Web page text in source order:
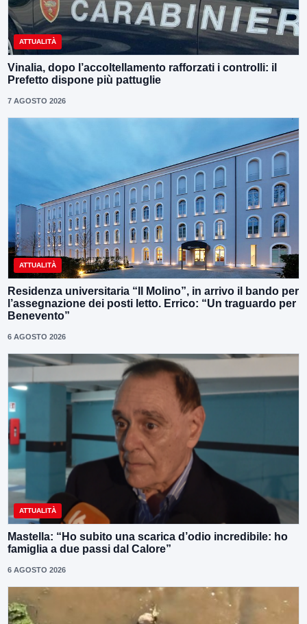
ATTUALITÀ
Vinalia, dopo l’accoltellamento rafforzati i controlli: il
Prefetto dispone più pattuglie
7 AGOSTO 2026
ATTUALITÀ
Residenza universitaria “Il Molino”, in arrivo il bando per
l’assegnazione dei posti letto. Errico: “Un traguardo per
Benevento”
6 AGOSTO 2026
ATTUALITÀ
Mastella: “Ho subito una scarica d’odio incredibile: ho
famiglia a due passi dal Calore”
6 AGOSTO 2026